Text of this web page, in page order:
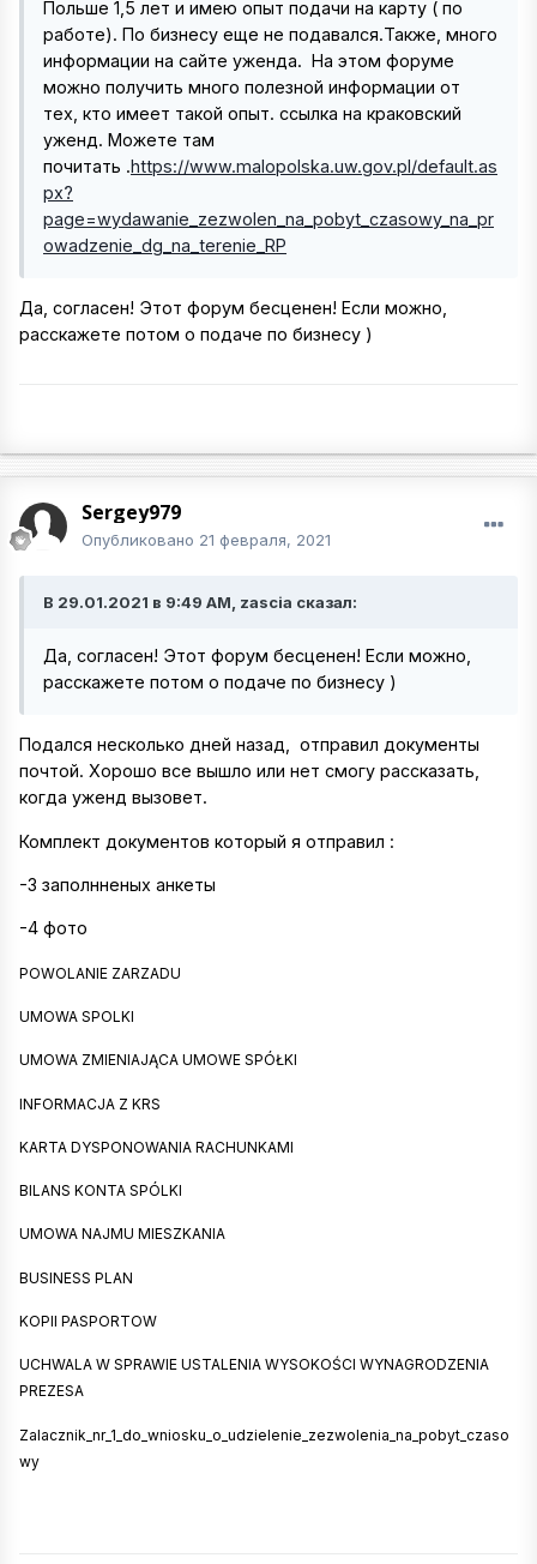
Польше 1,5 лет и имею опыт подачи на карту ( по
работе). По бизнесу еще не подавался.Также, много
информации на сайте уженда. На этом форуме
можно получить много полезной информации от
тех, кто имеет такой опыт. ссылка на краковский
уженд. Можете там
почитать .https://www.malopolska.uw.gov.pl/default.as
px?
page=wydawanie_zezwolen_na_pobyt_czasowy_na_pr
owadzenie_dg_na_terenie_RP
Да, согласен! Этот форум бесценен! Если можно,
расскажете потом о подаче по бизнесу )
Sergey979
Опубликовано 21 февраля, 2021
В 29.01.2021 в 9:49 AM, zascia сказал:
Да, согласен! Этот форум бесценен! Если можно,
расскажете потом о подаче по бизнесу )
Подался несколько дней назад, отправил документы
почтой. Хорошо все вышло или нет смогу рассказать,
когда уженд вызовет.
Комплект документов который я отправил :
-3 заполнненых анкеты
-4 фото
POWOLANIE ZARZADU
UMOWA SPOLKI
UMOWA ZMIENIAJĄCA UMOWE SPÓŁKI
INFORMACJA Z KRS
KARTA DYSPONOWANIA RACHUNKAMI
BILANS KONTA SPÓLKI
UMOWA NAJMU MIESZKANIA
BUSINESS PLAN
KOPII PASPORTOW
UCHWALA W SPRAWIE USTALENIA WYSOKOŚCI WYNAGRODZENIA
PREZESA
Zalacznik_nr_1_do_wniosku_o_udzielenie_zezwolenia_na_pobyt_czaso
wy